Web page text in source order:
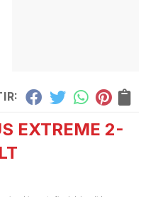
EXTREME 2-